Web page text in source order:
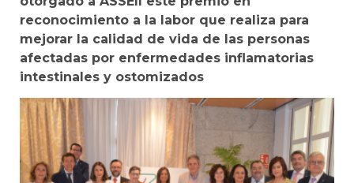
reconocimiento a la labor que realiza para
mejorar la calidad de vida de las personas
afectadas por enfermedades inflamatorias
intestinales y ostomizados